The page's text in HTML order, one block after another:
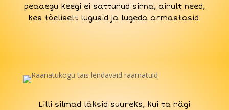
peaaegu keegi ei sattunud sinna, ainult need,
kes tõeliselt lugusid ja lugeda armastasid.
Lilli silmad läksid suureks, kui ta nägi